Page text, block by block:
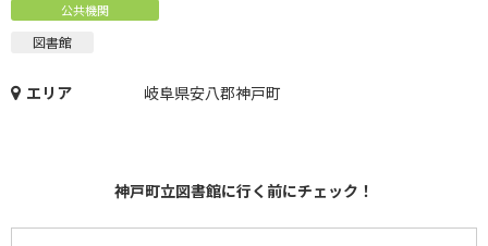
公共機関
図書館
エリア 岐阜県安八郡神戸町
神戸町立図書館に行く前にチェック！